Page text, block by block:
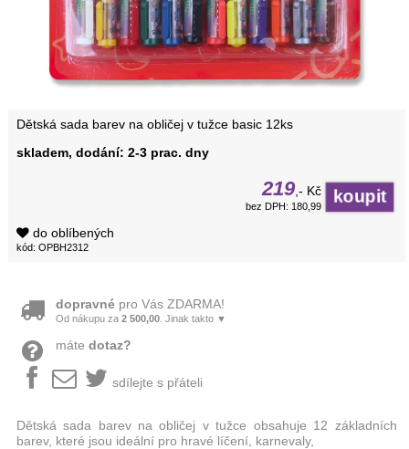
Dětská sada barev na obličej v tužce basic 12ks
skladem, dodání: 2-3 prac. dny
219 ,- Kč
bez DPH: 180,99
do oblíbených
kód: OPBH2312
dopravnépro Vás ZDARMA!
Od nákupu za 2 500,00. Jinak takto ▼
máte dotaz?
sdílejte s přáteli
Dětská sada barev na obličej v tužce obsahuje 12 základních
barev, které jsou ideální pro hravé líčení, karnevaly,